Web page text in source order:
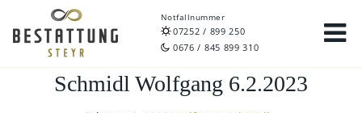
Notfallnummer
07252 / 899 250
0676 / 845 899 310
Schmidl Wolfgang 6.2.2023